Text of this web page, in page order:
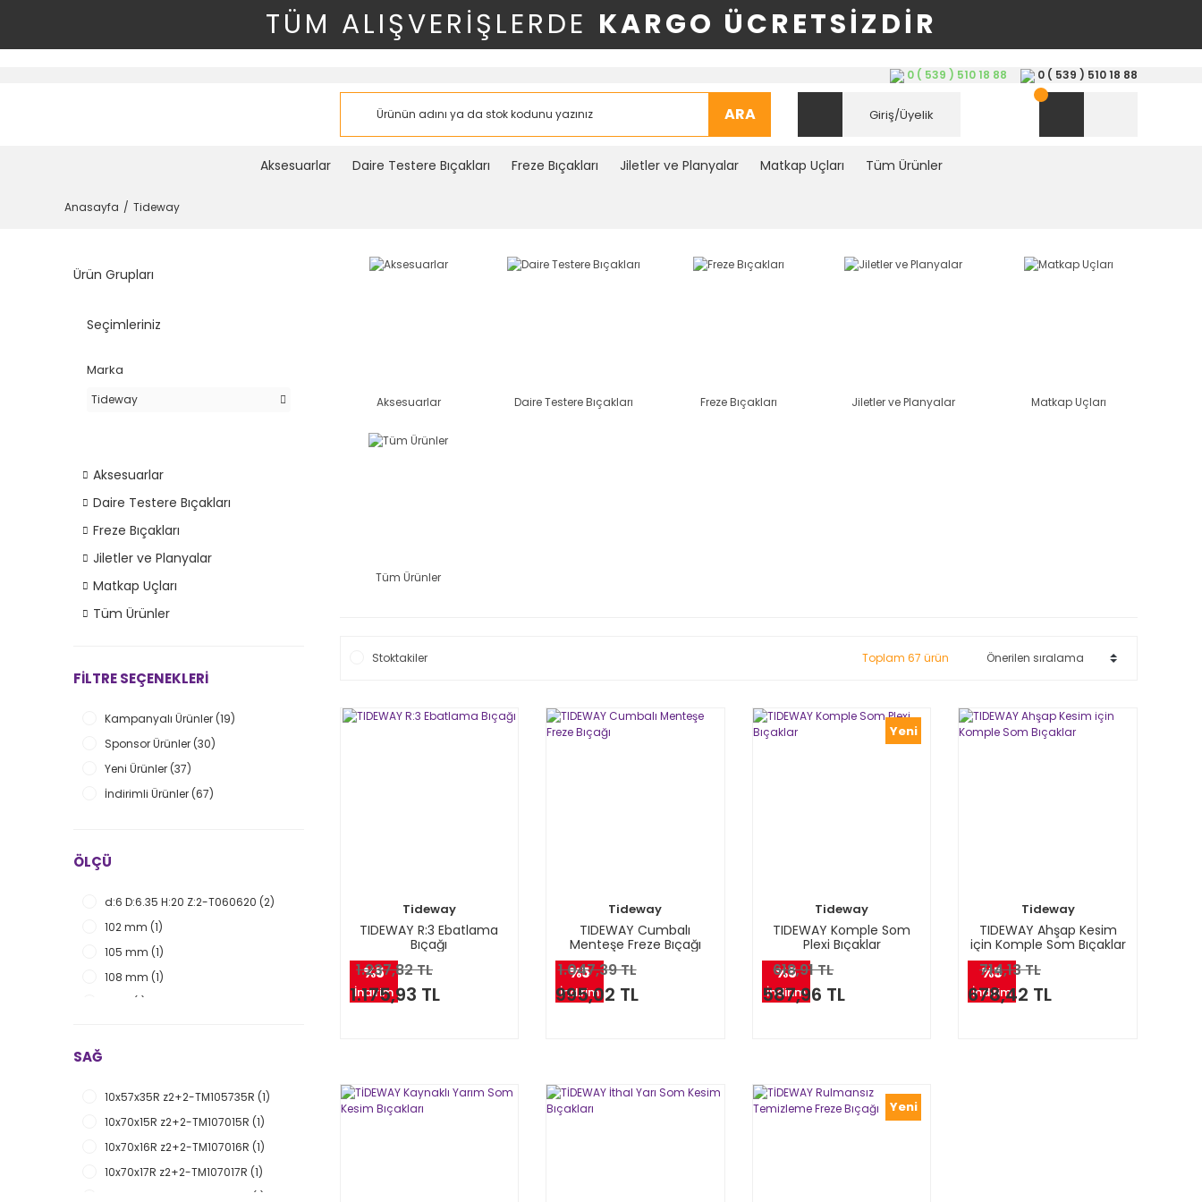
TÜM ALIŞVERİŞLERDE KARGO ÜCRETSİZDİR
0 ( 539 ) 510 18 88 0 ( 539 ) 510 18 88
ARA Giriş/Üyelik
Aksesuarlar Daire Testere Bıçakları Freze Bıçakları Jiletler ve Planyalar Matkap Uçları Tüm Ürünler
Anasayfa Tideway
Ürün Grupları
Seçimleriniz
Marka
Tideway
Aksesuarlar
Daire Testere Bıçakları
Freze Bıçakları
Jiletler ve Planyalar
Matkap Uçları
Tüm Ürünler
FILTRE SEÇENEKLERI
Kampanyalı Ürünler (19)
Sponsor Ürünler (30)
Yeni Ürünler (37)
İndirimli Ürünler (67)
ÖLÇÜ
d:6 D:6.35 H:20 Z:2-T060620 (2)
102 mm (1)
105 mm (1)
108 mm (1)
10x12 (1)
10x70L-PR07010D-L (1)
10x70R (1)
10x70R-PR07010D-R (1)
111 mm (1)
SAĞ
10x57x35R z2+2-TM105735R (1)
10x70x15R z2+2-TM107015R (1)
10x70x16R z2+2-TM107016R (1)
10x70x17R z2+2-TM107017R (1)
10x70x18R z2+2-TM107018R (1)
Aksesuarlar Daire Testere Bıçakları Freze Bıçakları Jiletler ve Planyalar Matkap Uçları
Tüm Ürünler
Stoktakiler Toplam 67 ürün
%5
İndirim
Tideway
TIDEWAY R:3 Ebatlama
Bıçağı
1.237,82 TL
1.175,93 TL
%5
İndirim
Tideway
TIDEWAY Cumbalı
Menteşe Freze Bıçağı
1.047,39 TL
995,02 TL
Yeni
%5
İndirim
Tideway
TIDEWAY Komple Som
Plexi Bıçaklar
618,91 TL
587,96 TL
%5
İndirim
Tideway
TIDEWAY Ahşap Kesim
için Komple Som Bıçaklar
714,13 TL
678,42 TL
Yeni